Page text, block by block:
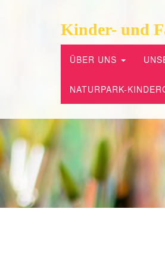
Kinder- und
ÜBER UNS
NATURPARK-